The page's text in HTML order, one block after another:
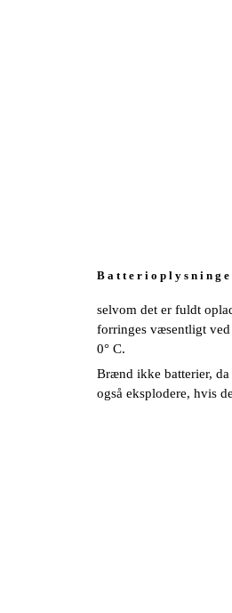
B a t t e r i o p l y s n i n g
selvom det er fuldt
forringes væsentligt
0° C.
Brænd ikke batterier,
også eksplodere, hvis